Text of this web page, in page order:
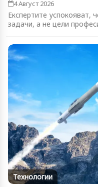
4 Август 2026
Експертите успокояват,
задачи, а не цели
Технологии